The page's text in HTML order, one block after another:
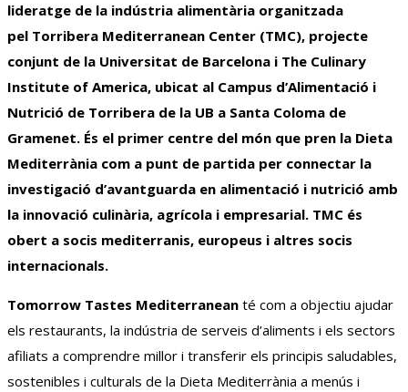
lideratge de la indústria alimentària organitzada
pel Torribera Mediterranean Center (TMC), projecte
conjunt de la Universitat de Barcelona i The Culinary
Institute of America, ubicat al Campus d’Alimentació i
Nutrició de Torribera de la UB a Santa Coloma de
Gramenet. És el primer centre del món que pren la Dieta
Mediterrània com a punt de partida per connectar la
investigació d’avantguarda en alimentació i nutrició amb
la innovació culinària, agrícola i empresarial. TMC és
obert a socis mediterranis, europeus i altres socis
internacionals.
Tomorrow Tastes Mediterranean té com a objectiu ajudar
els restaurants, la indústria de serveis d’aliments i els sectors
afiliats a comprendre millor i transferir els principis saludables,
sostenibles i culturals de la Dieta Mediterrània a menús i